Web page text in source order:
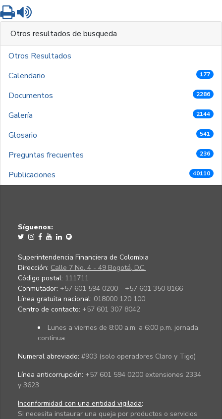
Imprimir
Otros resultados de busqueda
Otros Resultados
Calendario
177
Documentos 2286
Galería 2144
Glosario 541
Preguntas frecuentes 236
Publicaciones 40110
Síguenos:
Superintendencia Financiera de Colombia
Dirección: Calle 7 No. 4 - 49 Bogotá, D.C.
Código postal: 111711
Conmutador: +57 601 594 0200 - +57 601 350 8166
Línea gratuita nacional: 018000 120 100
Centro de contacto: +57 601 307 8042
Lunes a viernes de 8:00 a.m. a 6:00 p.m. jornada
continua.
Numeral abreviado: #903 (solo operadores Claro y Tigo)
Línea anticorrupción: +57 601 594 0200 extensiones 2334
y 3623
Inconformidad con una entidad vigilada:
Si necesita instaurar una queja por productos o servicios